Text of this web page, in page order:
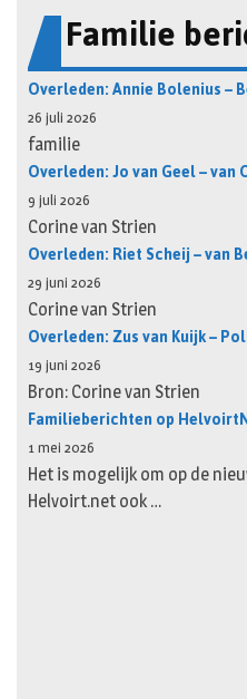
Familie
Overleden: Annie Bolenius –
26 juli 2026
familie
Overleden: Jo van Geel – van
9 juli 2026
Corine van Strien
Overleden: Riet Scheij – van
29 juni 2026
Corine van Strien
Overleden: Zus van Kuijk –
19 juni 2026
Bron: Corine van Strien
Familieberichten op
1 mei 2026
Het is mogelijk om op de
Helvoirt.net ook …